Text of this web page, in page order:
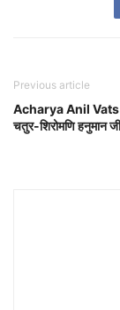
Previous article
Acharya Anil
चतुर-शिरोमणि हनुमान जी